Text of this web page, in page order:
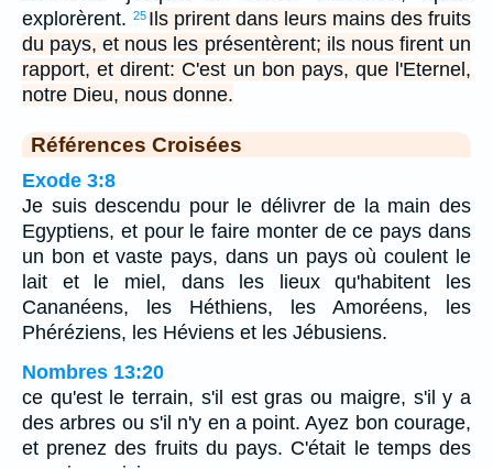
explorèrent. 25 Ils prirent dans leurs mains des fruits
du pays, et nous les présentèrent; ils nous firent un
rapport, et dirent: C'est un bon pays, que l'Eternel,
notre Dieu, nous donne.
Références Croisées
Exode 3:8
Je suis descendu pour le délivrer de la main des
Egyptiens, et pour le faire monter de ce pays dans
un bon et vaste pays, dans un pays où coulent le
lait et le miel, dans les lieux qu'habitent les
Cananéens, les Héthiens, les Amoréens, les
Phéréziens, les Héviens et les Jébusiens.
Nombres 13:20
ce qu'est le terrain, s'il est gras ou maigre, s'il y a
des arbres ou s'il n'y en a point. Ayez bon courage,
et prenez des fruits du pays. C'était le temps des